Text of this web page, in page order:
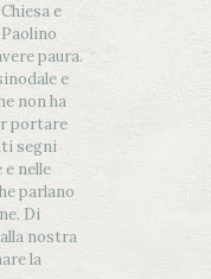
e
paura.
e
non ha
portare
segni
nelle
parlano
Di
nostra
la